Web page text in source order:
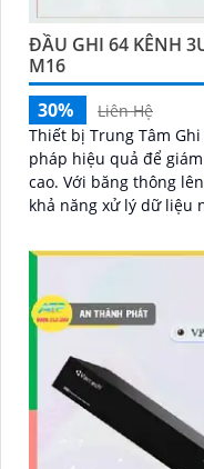
ĐẦU GHI 64 KÊNH
M16
30%
Liên Hệ
Thiết bị Trung Tâm
pháp hiệu quả để
cao. Với băng thông lên đến 400Mbps, thiết bị đảm bảo
khả năng xử lý dữ liệu